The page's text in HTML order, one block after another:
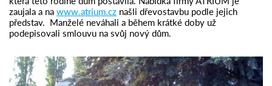
zaujala a nawww.atrium.cz našli dřevostavbu podle jejich
představ. Manželé neváhali a během krátké doby už
podepisovali smlouvu na svůj nový dům.